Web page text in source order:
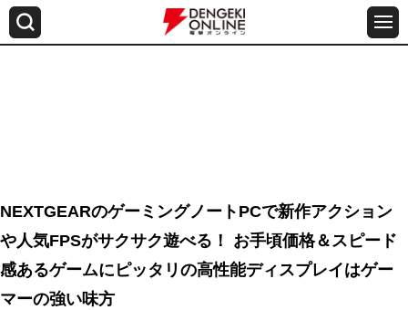
NEXTGEARのゲーミングノートPCで新作アクション
や人気FPSがサクサク遊べる！ お手頃価格＆スピード
感あるゲームにピッタリの高性能ディスプレイはゲー
マーの強い味方